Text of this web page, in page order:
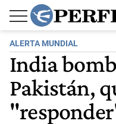
ALERTA MUNDIAL
India
Pakistán,